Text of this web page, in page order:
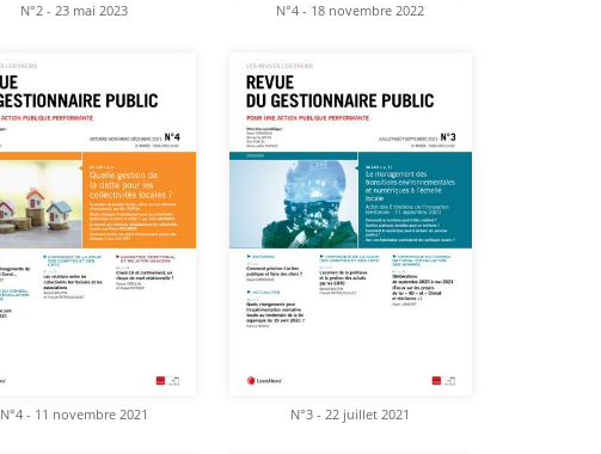
N°2 - 23 mai 2023 N°4 - 18 novembre 2022
N°4 - 11 novembre 2021 N°3 - 22 juillet 2021